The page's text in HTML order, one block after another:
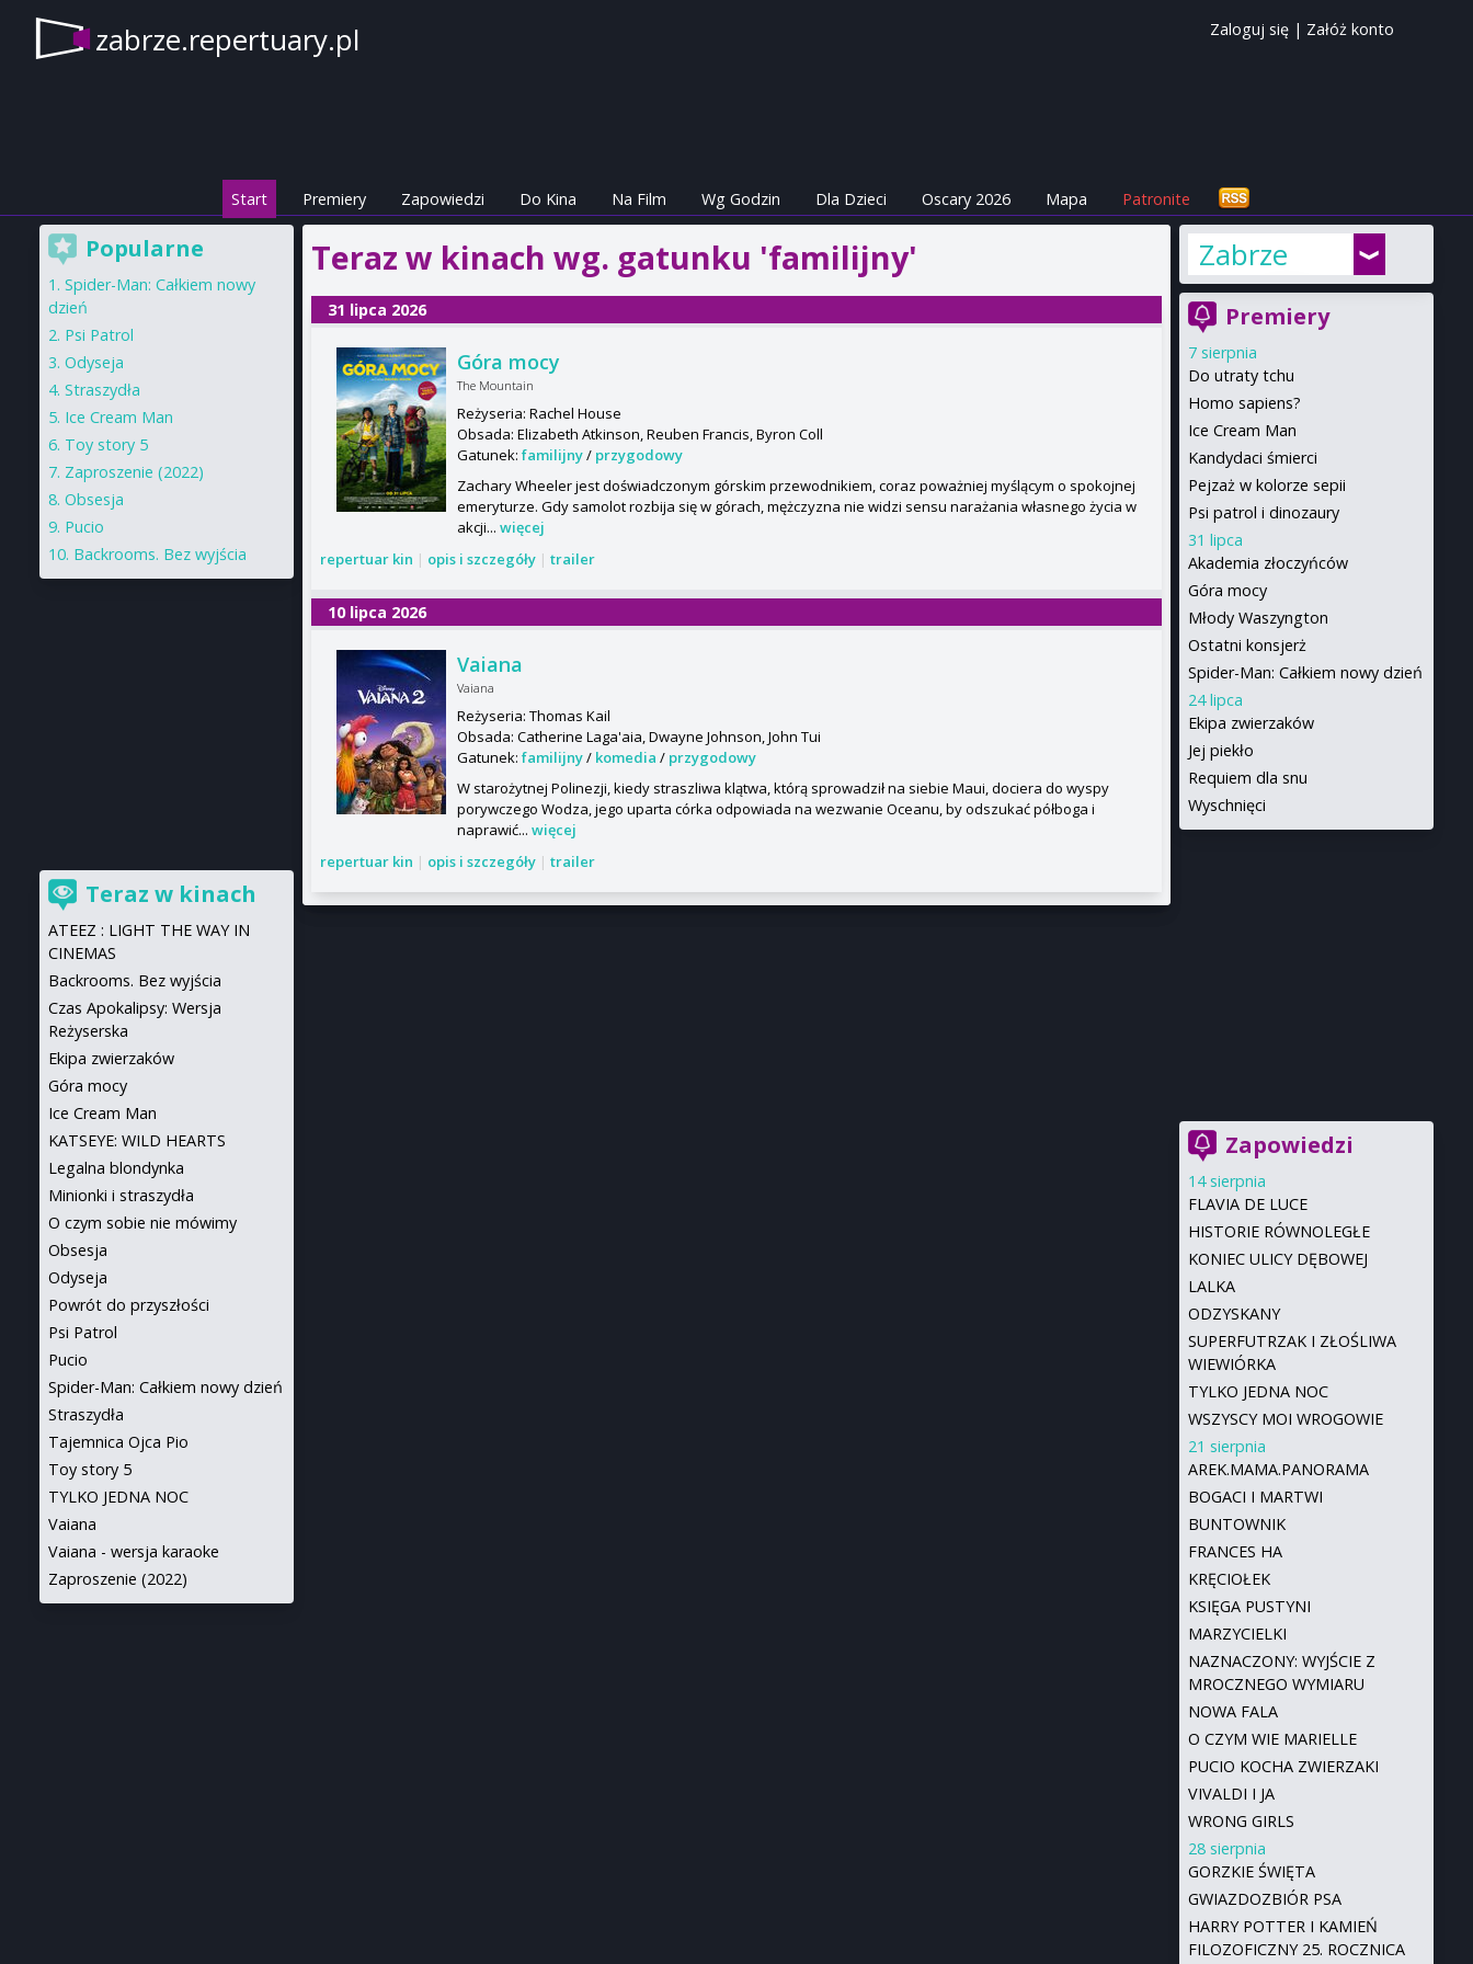
zabrze.repertuary.pl Zaloguj się | Załóż konto
Start Premiery Zapowiedzi Do Kina Na Film Wg Godzin Dla Dzieci Oscary 2026 Mapa Patronite
Teraz w kinach wg. gatunku 'familijny'
31 lipca 2026
Góra mocy
The Mountain
Reżyseria: Rachel House
Obsada: Elizabeth Atkinson, Reuben Francis, Byron Coll
Gatunek:familijny/ przygodowy
Zachary Wheeler jest doświadczonym górskim przewodnikiem, coraz poważniej myślącym o spokojnej
emeryturze. Gdy samolot rozbija się w górach, mężczyzna nie widzi sensu narażania własnego życia w
akcji...więcej
repertuar kin | opis i szczegóły |trailer
10 lipca 2026
Vaiana
Vaiana
Reżyseria: Thomas Kail
Obsada: Catherine Laga'aia, Dwayne Johnson, John Tui
Gatunek:familijny/ komedia / przygodowy
W starożytnej Polinezji, kiedy straszliwa klątwa, którą sprowadził na siebie Maui, dociera do wyspy
porywczego Wodza, jego uparta córka odpowiada na wezwanie Oceanu, by odszukać półboga i
naprawić...więcej
repertuar kin | opis i szczegóły |trailer
Zabrze
Premiery
7 sierpnia
Do utraty tchu
Homo sapiens?
Ice Cream Man
Kandydaci śmierci
Pejzaż w kolorze sepii
Psi patrol i dinozaury
31 lipca
Akademia złoczyńców
Góra mocy
Młody Waszyngton
Ostatni konsjerż
Spider-Man: Całkiem nowy dzień
24 lipca
Ekipa zwierzaków
Jej piekło
Requiem dla snu
Wyschnięci
Zapowiedzi
14 sierpnia
FLAVIA DE LUCE
HISTORIE RÓWNOLEGŁE
KONIEC ULICY DĘBOWEJ
LALKA
ODZYSKANY
SUPERFUTRZAK I ZŁOŚLIWA
WIEWIÓRKA
TYLKO JEDNA NOC
WSZYSCY MOI WROGOWIE
21 sierpnia
AREK.MAMA.PANORAMA
BOGACI I MARTWI
BUNTOWNIK
FRANCES HA
KRĘCIOŁEK
KSIĘGA PUSTYNI
MARZYCIELKI
NAZNACZONY: WYJŚCIE Z
MROCZNEGO WYMIARU
NOWA FALA
O CZYM WIE MARIELLE
PUCIO KOCHA ZWIERZAKI
VIVALDI I JA
WRONG GIRLS
28 sierpnia
GORZKIE ŚWIĘTA
GWIAZDOZBIÓR PSA
HARRY POTTER I KAMIEŃ
FILOZOFICZNY 25. ROCZNICA
Popularne
Spider-Man: Całkiem nowy
dzień
Psi Patrol
Odyseja
Straszydła
Ice Cream Man
Toy story 5
Zaproszenie (2022)
Obsesja
Pucio
Backrooms. Bez wyjścia
Teraz w kinach
ATEEZ : LIGHT THE WAY IN
CINEMAS
Backrooms. Bez wyjścia
Czas Apokalipsy: Wersja
Reżyserska
Ekipa zwierzaków
Góra mocy
Ice Cream Man
KATSEYE: WILD HEARTS
Legalna blondynka
Minionki i straszydła
O czym sobie nie mówimy
Obsesja
Odyseja
Powrót do przyszłości
Psi Patrol
Pucio
Spider-Man: Całkiem nowy dzień
Straszydła
Tajemnica Ojca Pio
Toy story 5
TYLKO JEDNA NOC
Vaiana
Vaiana - wersja karaoke
Zaproszenie (2022)